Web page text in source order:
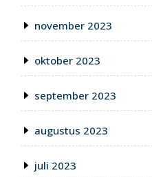
november 2023
oktober 2023
september 2023
augustus 2023
juli 2023